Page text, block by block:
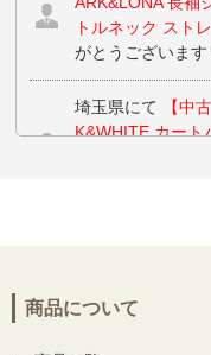
トルネック ストレ
がとうございます
埼玉県にて
【中
K&WHITE カート
ィース パーリー
商品について